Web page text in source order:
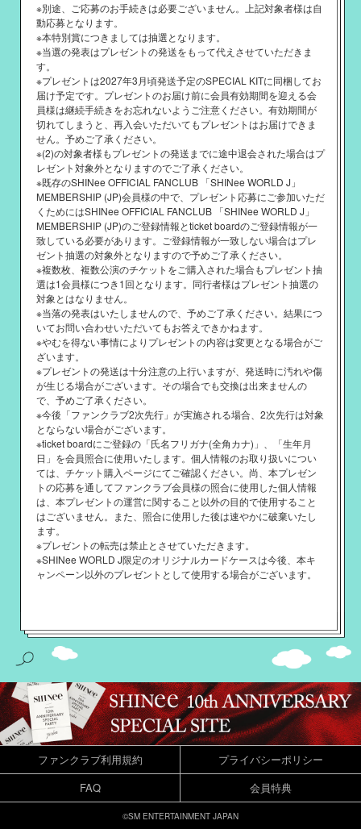
※別途、ご応募のお手続きは必要ございません。上記対象者様は自
動応募となります。
※本特別賞につきましては抽選となります。
※当選の発表はプレゼントの発送をもって代えさせていただきま
す。
※プレゼントは2027年3月頃発送予定のSPECIAL KITに同梱してお
届け予定です。プレゼントのお届け前に会員有効期間を迎える会
員様は継続手続きをお忘れないようご注意ください。有効期間が
切れてしまうと、再入会いただいてもプレゼントはお届けできま
せん。予めご了承ください。
※(2)の対象者様もプレゼントの発送までに途中退会された場合はプ
レゼント対象外となりますのでご了承ください。
※既存のSHINee OFFICIAL FANCLUB 「SHINee WORLD J」
MEMBERSHIP (JP)会員様の中で、プレゼント応募にご参加いただ
くためにはSHINee OFFICIAL FANCLUB 「SHINee WORLD J」
MEMBERSHIP (JP)のご登録情報とticket boardのご登録情報が一
致している必要があります。ご登録情報が一致しない場合はプレ
ゼント抽選の対象外となりますので予めご了承ください。
※複数枚、複数公演のチケットをご購入された場合もプレゼント抽
選は1会員様につき1回となります。同行者様はプレゼント抽選の
対象とはなりません。
※当落の発表はいたしませんので、予めご了承ください。結果につ
いてお問い合わせいただいてもお答えできかねます。
※やむを得ない事情によりプレゼントの内容は変更となる場合がご
ざいます。
※プレゼントの発送は十分注意の上行いますが、発送時に汚れや傷
が生じる場合がございます。その場合でも交換は出来ませんの
で、予めご了承ください。
※今後「ファンクラブ2次先行」が実施される場合、2次先行は対象
とならない場合がございます。
※ticket boardにご登録の「氏名フリガナ(全角カナ)」、「生年月
日」を会員照合に使用いたします。個人情報のお取り扱いについ
ては、チケット購入ページにてご確認ください。尚、本プレゼン
トの応募を通してファンクラブ会員様の照合に使用した個人情報
は、本プレゼントの運営に関すること以外の目的で使用すること
はございません。また、照合に使用した後は速やかに破棄いたし
ます。
※プレゼントの転売は禁止とさせていただきます。
※SHINee WORLD J限定のオリジナルカードケースは今後、本キ
ャンペーン以外のプレゼントとして使用する場合がございます。
ファンクラブ利用規約
プライバシーポリシー
FAQ
会員特典
©SM ENTERTAINMENT JAPAN